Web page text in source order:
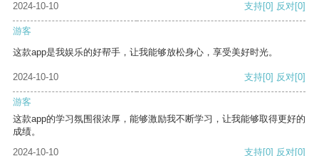
2024-10-10 支持[0] 反对[0]
游客
这款app是我娱乐的好帮手，让我能够放松身心，享受美好时光。
2024-10-10 支持[0] 反对[0]
游客
这款app的学习氛围很浓厚，能够激励我不断学习，让我能够取得更好的
成绩。
2024-10-10
支持[0] 反对[0]